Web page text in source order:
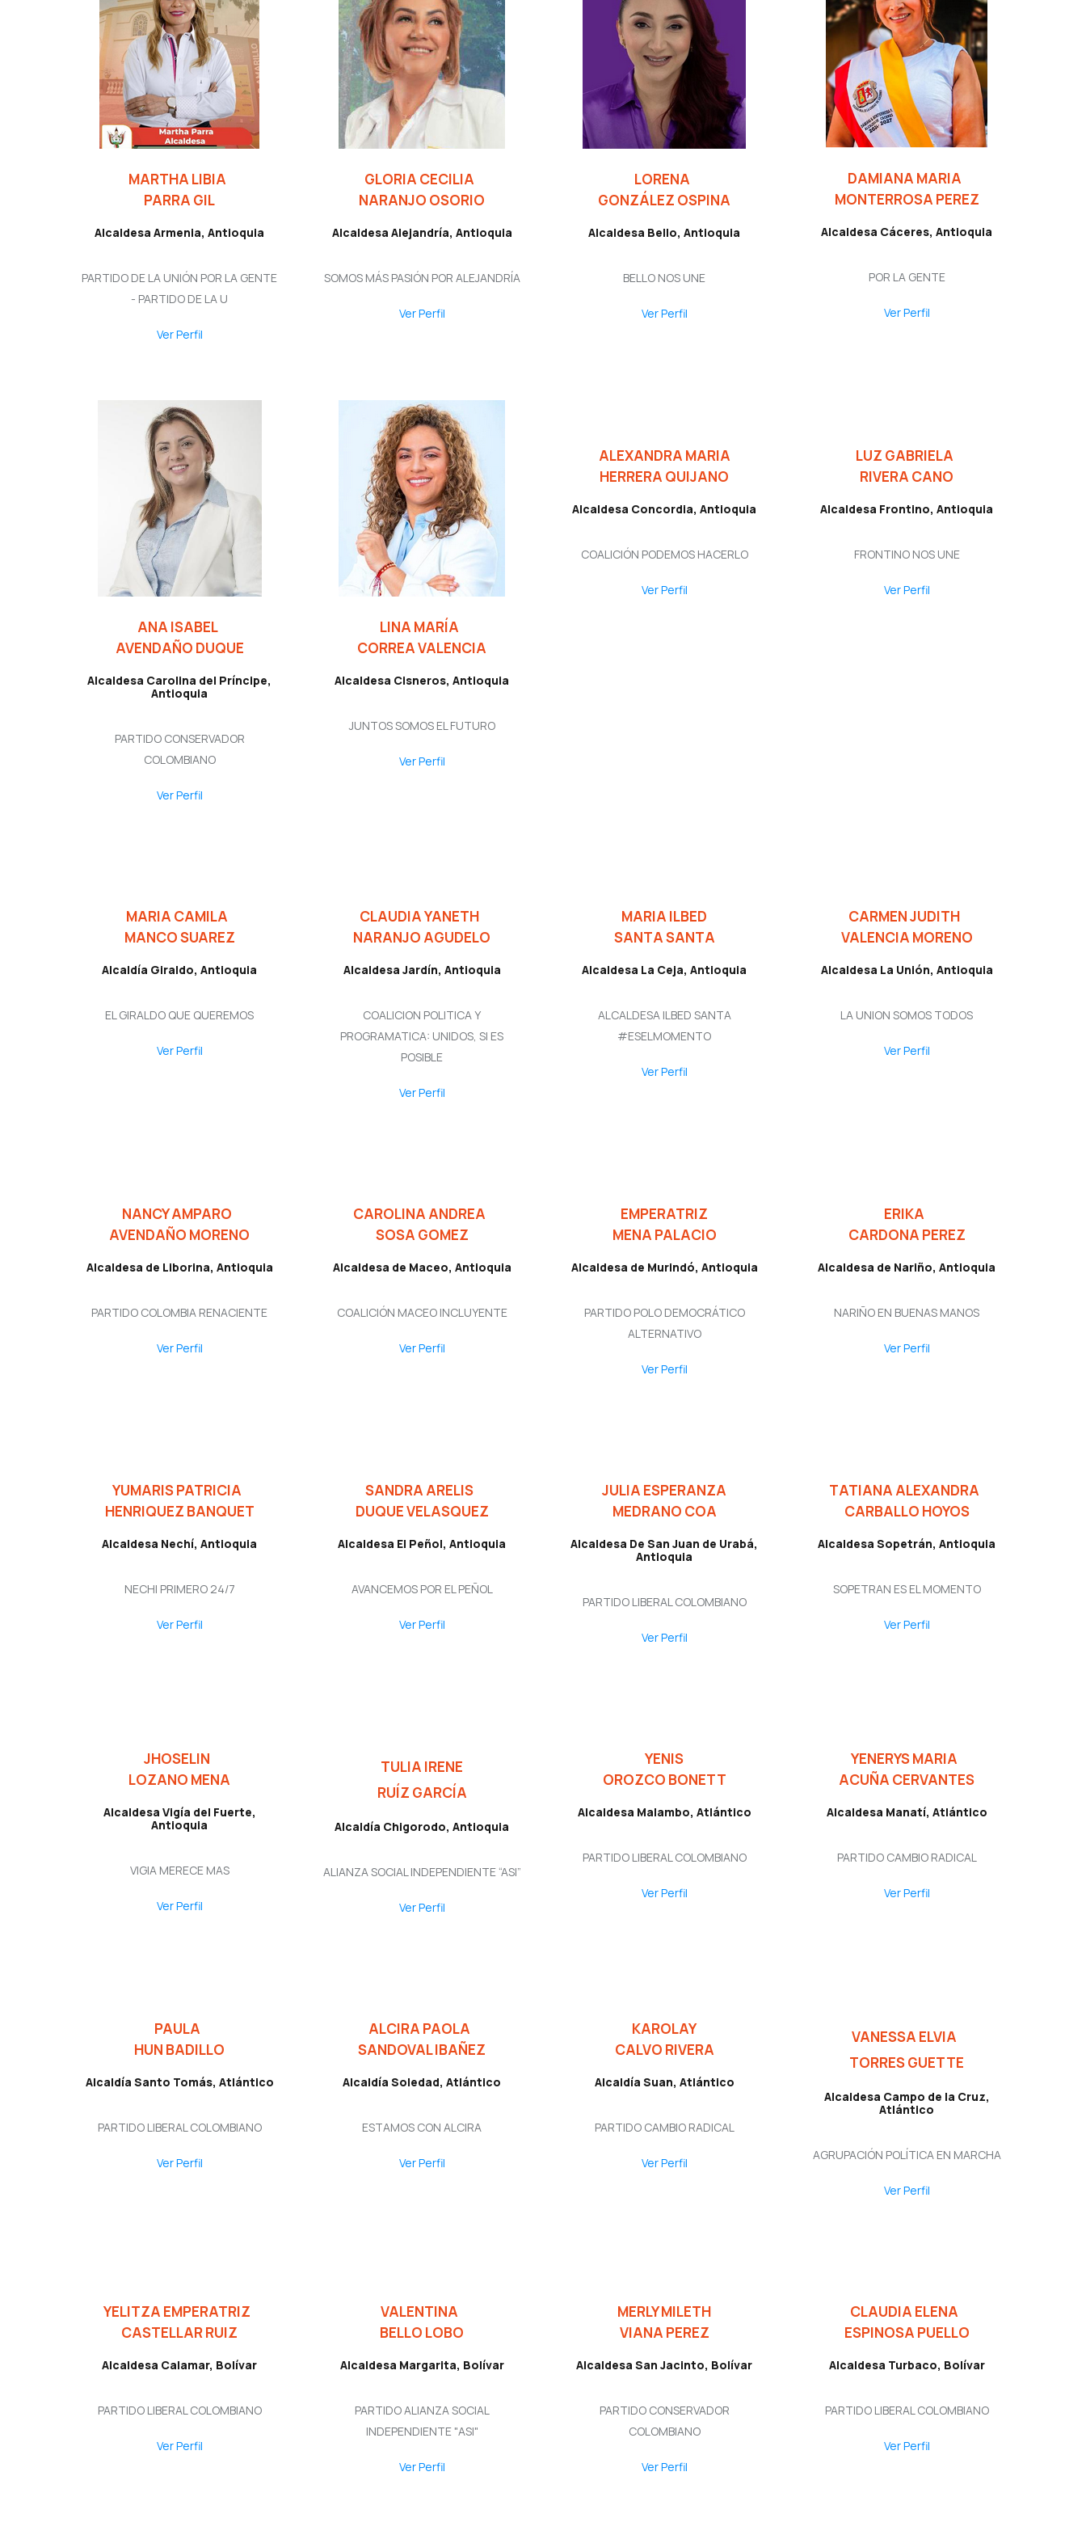
MARTHA LIBIA
PARRA GIL
Alcaldesa Armenia, Antioquia
PARTIDO DE LA UNIÓN POR LA GENTE
- PARTIDO DE LA U
Ver Perfil
GLORIA CECILIA
NARANJO OSORIO
Alcaldesa Alejandría, Antioquia
SOMOS MÁS PASIÓN POR ALEJANDRÍA
Ver Perfil
LORENA
GONZÁLEZ OSPINA
Alcaldesa Bello, Antioquia
BELLO NOS UNE
Ver Perfil
DAMIANA MARIA
MONTERROSA PEREZ
Alcaldesa Cáceres, Antioquia
POR LA GENTE
Ver Perfil
ANA ISABEL
AVENDAÑO DUQUE
Alcaldesa Carolina del Príncipe,
Antioquia
PARTIDO CONSERVADOR
COLOMBIANO
Ver Perfil
LINA MARÍA
CORREA VALENCIA
Alcaldesa Cisneros, Antioquia
JUNTOS SOMOS EL FUTURO
Ver Perfil
ALEXANDRA MARIA
HERRERA QUIJANO
Alcaldesa Concordia, Antioquia
COALICIÓN PODEMOS HACERLO
Ver Perfil
LUZ GABRIELA
RIVERA CANO
Alcaldesa Frontino, Antioquia
FRONTINO NOS UNE
Ver Perfil
MARIA CAMILA
MANCO SUAREZ
Alcaldía Giraldo, Antioquia
EL GIRALDO QUE QUEREMOS
Ver Perfil
CLAUDIA YANETH
NARANJO AGUDELO
Alcaldesa Jardín, Antioquia
COALICION POLITICA Y
PROGRAMATICA: UNIDOS, SI ES
POSIBLE
Ver Perfil
MARIA ILBED
SANTA SANTA
Alcaldesa La Ceja, Antioquia
ALCALDESA ILBED SANTA
#ESELMOMENTO
Ver Perfil
CARMEN JUDITH
VALENCIA MORENO
Alcaldesa La Unión, Antioquia
LA UNION SOMOS TODOS
Ver Perfil
NANCY AMPARO
AVENDAÑO MORENO
Alcaldesa de Liborina, Antioquia
PARTIDO COLOMBIA RENACIENTE
Ver Perfil
CAROLINA ANDREA
SOSA GOMEZ
Alcaldesa de Maceo, Antioquia
COALICIÓN MACEO INCLUYENTE
Ver Perfil
EMPERATRIZ
MENA PALACIO
Alcaldesa de Murindó, Antioquia
PARTIDO POLO DEMOCRÁTICO
ALTERNATIVO
Ver Perfil
ERIKA
CARDONA PEREZ
Alcaldesa de Nariño, Antioquia
NARIÑO EN BUENAS MANOS
Ver Perfil
YUMARIS PATRICIA
HENRIQUEZ BANQUET
Alcaldesa Nechí, Antioquia
NECHI PRIMERO 24/7
Ver Perfil
SANDRA ARELIS
DUQUE VELASQUEZ
Alcaldesa El Peñol, Antioquia
AVANCEMOS POR EL PEÑOL
Ver Perfil
JULIA ESPERANZA
MEDRANO COA
Alcaldesa De San Juan de Urabá,
Antioquia
PARTIDO LIBERAL COLOMBIANO
Ver Perfil
TATIANA ALEXANDRA
CARBALLO HOYOS
Alcaldesa Sopetrán, Antioquia
SOPETRAN ES EL MOMENTO
Ver Perfil
JHOSELIN
LOZANO MENA
Alcaldesa Vigía del Fuerte,
Antioquia
VIGIA MERECE MAS
Ver Perfil
TULIA IRENE
RUÍZ GARCÍA
Alcaldía Chigorodo, Antioquia
ALIANZA SOCIAL INDEPENDIENTE “ASI”
Ver Perfil
YENIS
OROZCO BONETT
Alcaldesa Malambo, Atlántico
PARTIDO LIBERAL COLOMBIANO
Ver Perfil
YENERYS MARIA
ACUÑA CERVANTES
Alcaldesa Manatí, Atlántico
PARTIDO CAMBIO RADICAL
Ver Perfil
PAULA
HUN BADILLO
Alcaldía Santo Tomás, Atlántico
PARTIDO LIBERAL COLOMBIANO
Ver Perfil
ALCIRA PAOLA
SANDOVAL IBAÑEZ
Alcaldía Soledad, Atlántico
ESTAMOS CON ALCIRA
Ver Perfil
KAROLAY
CALVO RIVERA
Alcaldía Suan, Atlántico
PARTIDO CAMBIO RADICAL
Ver Perfil
VANESSA ELVIA
TORRES GUETTE
Alcaldesa Campo de la Cruz,
Atlántico
AGRUPACIÓN POLÍTICA EN MARCHA
Ver Perfil
YELITZA EMPERATRIZ
CASTELLAR RUIZ
Alcaldesa Calamar, Bolívar
PARTIDO LIBERAL COLOMBIANO
Ver Perfil
VALENTINA
BELLO LOBO
Alcaldesa Margarita, Bolívar
PARTIDO ALIANZA SOCIAL
INDEPENDIENTE "ASI"
Ver Perfil
MERLY MILETH
VIANA PEREZ
Alcaldesa San Jacinto, Bolívar
PARTIDO CONSERVADOR
COLOMBIANO
Ver Perfil
CLAUDIA ELENA
ESPINOSA PUELLO
Alcaldesa Turbaco, Bolívar
PARTIDO LIBERAL COLOMBIANO
Ver Perfil